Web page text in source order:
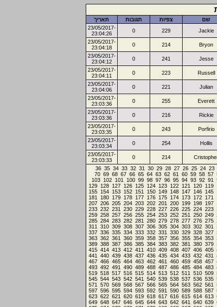
שם צפיות תגובות
תאריך
Jackie
229
0
23/05/2017-
23:04:26
Bryon
214
0
23/05/2017-
23:04:18
Jesse
241
0
23/05/2017-
23:04:12
Russell
223
0
23/05/2017-
23:04:11
Julian
221
0
23/05/2017-
23:04:06
Everett
255
0
23/05/2017-
23:03:36
Rickie
216
0
23/05/2017-
23:03:36
Porfirio
243
0
23/05/2017-
23:03:35
Hollis
254
0
23/05/2017-
23:03:34
214
0
23/05/2017-
23:03:33
23
24
25
26
27
28
29
30
31
32
33
34
35
36
57
58
59
60
61
62
63
64
65
66
67
68
69
70
91
92
93
94
95
96
97
98
99
100
101
102
103
119
120
121
122
123
124
125
126
127
128
129
145
146
147
148
149
150
151
152
153
154
155
171
172
173
174
175
176
177
178
179
180
181
197
198
199
200
201
202
203
204
205
206
207
223
224
225
226
227
228
229
230
231
232
233
249
250
251
252
253
254
255
256
257
258
259
275
276
277
278
279
280
281
282
283
284
285
301
302
303
304
305
306
307
308
309
310
311
327
328
329
330
331
332
333
334
335
336
337
353
354
355
356
357
358
359
360
361
362
363
379
380
381
382
383
384
385
386
387
388
389
405
406
407
408
409
410
411
412
413
414
415
431
432
433
434
435
436
437
438
439
440
441
457
458
459
460
461
462
463
464
465
466
467
483
484
485
486
487
488
489
490
491
492
493
509
510
511
512
513
514
515
516
517
518
519
535
536
537
538
539
540
541
542
543
544
545
561
562
563
564
565
566
567
568
569
570
571
587
588
589
590
591
592
593
594
595
596
597
613
614
615
616
617
618
619
620
621
622
623
639
640
641
642
643
644
645
646
647
648
649